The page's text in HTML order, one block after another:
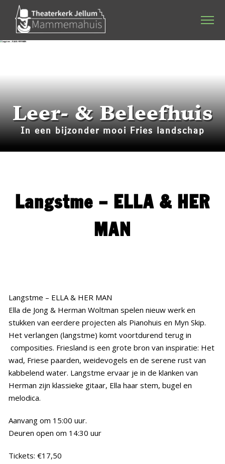
Dineren & Theater
Historie
Leer- & Beleefhuis
In een bijzonder mooi Fries landschap
Langstme – ELLA & HER
MAN
Langstme – ELLA & HER MAN
Ella de Jong & Herman Woltman spelen nieuw werk en
stukken van eerdere projecten als Pianohuis en Myn Skip.
Het verlangen (langstme) komt voortdurend terug in
composities. Friesland is een grote bron van inspiratie: Het
wad, Friese paarden, weidevogels en de serene rust van
kabbelend water. Langstme ervaar je in de klanken van
Herman zijn klassieke gitaar, Ella haar stem, bugel en
melodica.
Aanvang om 15:00 uur.
Deuren open om 14:30 uur
Tickets: €17,50